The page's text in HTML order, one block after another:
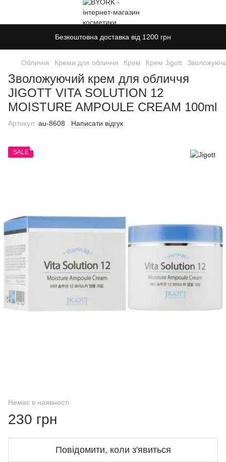
Безкоштовна доставка від 1200 грн
Обличчя Креми для обличчя Крем Крем Jigott
Зволожуючий крем для обличчя
JIGOTT VITA SOLUTION 12
MOISTURE AMPOULE CREAM 100ml
Артикул: au-8608 Написати відгук
SALE
Немає в наявності
230 грн
Повідомити, коли з'явиться